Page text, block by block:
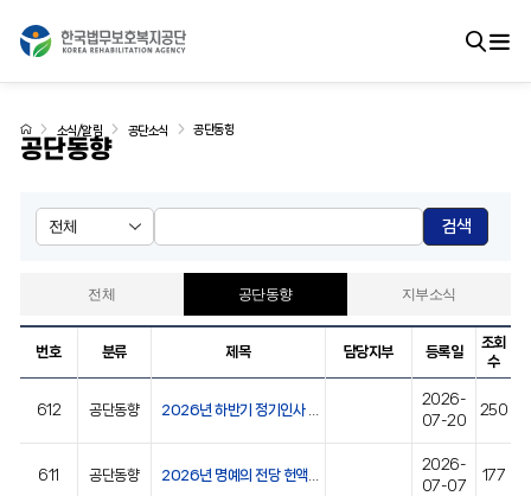
공단동향
소식/알림 공단소식 공단동향
검색
전체 공단동향 지부소식
번호 분류 제목 담당지부 등록일
조회
수
612 공단동향
2026-
07-20
250
611 공단동향
2026-
07-07
177